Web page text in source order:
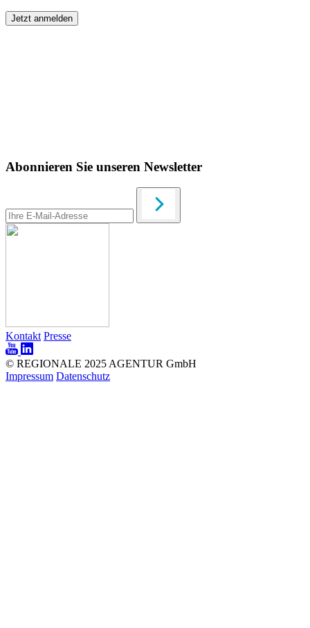
Abonnieren Sie unseren Newsletter
Kontakt Presse
© REGIONALE 2025 AGENTUR GmbH
Impressum Datenschutz